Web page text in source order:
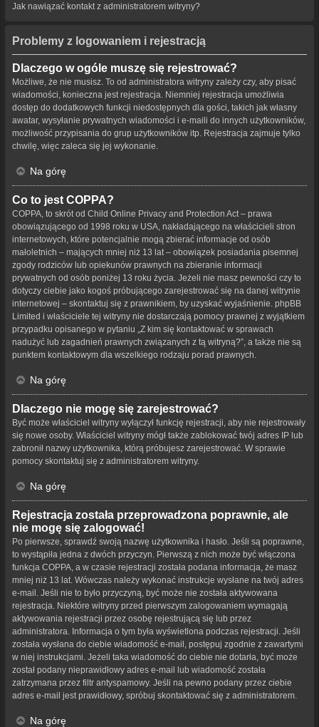
Jak nawiązać kontakt z administratorem witryny?
Problemy z logowaniem i rejestracją
Dlaczego w ogóle muszę się rejestrować?
Możliwe, że nie musisz. To od administratora witryny zależy czy, aby pisać
wiadomości, konieczna jest rejestracja. Niemniej rejestracja umożliwia
dostęp do dodatkowych funkcji niedostępnych dla gości, takich jak własny
awatar, wysyłanie prywatnych wiadomości i e-maili do innych użytkowników,
możliwość przypisania do grup użytkowników itp. Rejestracja zajmuje tylko
chwilę, więc zaleca się jej wykonanie.
Na górę
Co to jest COPPA?
COPPA, to skrót od Child Online Privacy and Protection Act – prawa
obowiązującego od 1998 roku w USA, nakładającego na właścicieli stron
internetowych, które potencjalnie mogą zbierać informacje od osób
małoletnich – mających mniej niż 13 lat – obowiązek posiadania pisemnej
zgody rodziców lub opiekunów prawnych na zbieranie informacji
prywatnych od osób poniżej 13 roku życia. Jeżeli nie masz pewności czy to
dotyczy ciebie jako kogoś próbującego zarejestrować się na danej witrynie
internetowej – skontaktuj się z prawnikiem, by uzyskać wyjaśnienie. phpBB
Limited i właściciele tej witryny nie dostarczają pomocy prawnej z wyjątkiem
przypadku opisanego w pytaniu „Z kim się kontaktować w sprawach
nadużyć lub zagadnień prawnych związanych z tą witryną?”, a także nie są
punktem kontaktowym dla wszelkiego rodzaju porad prawnych.
Na górę
Dlaczego nie mogę się zarejestrować?
Być może właściciel witryny wyłączył funkcję rejestracji, aby nie rejestrowały
się nowe osoby. Właściciel witryny mógł także zablokować twój adres IP lub
zabronił nazwy użytkownika, którą próbujesz zarejestrować. W sprawie
pomocy skontaktuj się z administratorem witryny.
Na górę
Rejestracja została przeprowadzona poprawnie, ale
nie mogę się zalogować!
Po pierwsze, sprawdź swoją nazwę użytkownika i hasło. Jeśli są poprawne,
to wystąpiła jedna z dwóch przyczyn. Pierwszą z nich może być włączona
funkcja COPPA, a w czasie rejestracji została podana informacja, że masz
mniej niż 13 lat. Wówczas należy wykonać instrukcje wysłane na twój adres
e-mail. Jeśli nie to było przyczyną, być może nie została aktywowana
rejestracja. Niektóre witryny przed pierwszym zalogowaniem wymagają
aktywowania rejestracji przez osobę rejestrującą się lub przez
administratora. Informacja o tym była wyświetlona podczas rejestracji. Jeśli
została wysłana do ciebie wiadomość e-mail, postępuj zgodnie z zawartymi
w niej instrukcjami. Jeżeli taka wiadomość do ciebie nie dotarła, być może
został podany nieprawidłowy adres e-mail lub wiadomość została
zatrzymana przez filtr antyspamowy. Jeśli na pewno podany przez ciebie
adres e-mail jest prawidłowy, spróbuj skontaktować się z administratorem.
Na górę